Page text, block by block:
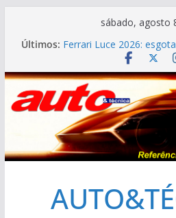
conteúdo
sábado, agosto
Últimos: Ferrari Luce 2026:
TESTE – Ram Dakota
VÍDEO ESPECIAL: os
Car 2026”
AUTO&TÉCNICA FILES
1993
Cristiano Ronaldo mostra